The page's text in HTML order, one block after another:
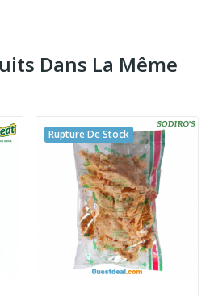
Dans La Même
Rupture De Stock